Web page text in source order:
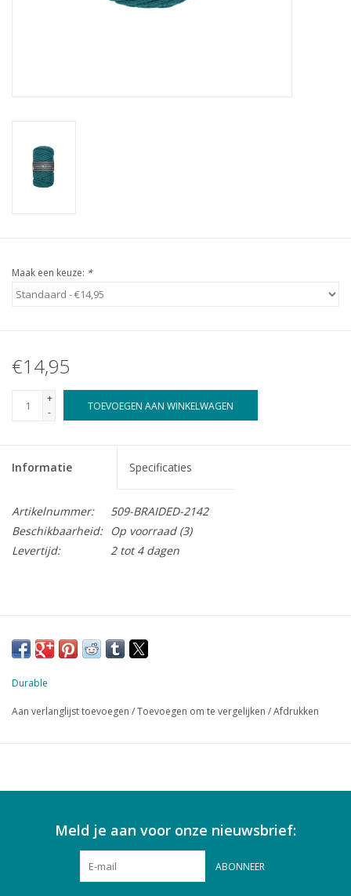
Maak een keuze: *
€14,95
+
-
TOEVOEGEN AAN WINKELWAGEN
Informatie Specificaties
Artikelnummer:
509-BRAIDED-2142
Beschikbaarheid:
Op voorraad(3)
Levertijd:
2 tot 4 dagen
Durable
Aan verlanglijst toevoegen /Toevoegen om te vergelijken /Afdrukken
Meld je aan voor onze nieuwsbrief:
ABONNEER